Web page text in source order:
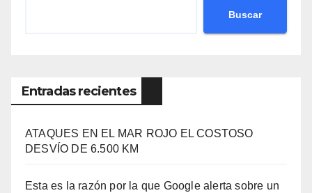
Buscar
Entradas recientes
ATAQUES EN EL MAR ROJO EL COSTOSO
DESVÍO DE 6.500 KM
Esta es la razón por la que Google alerta sobre un